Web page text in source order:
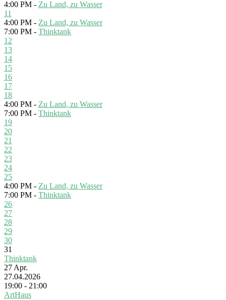
4:00 PM - Zu Land, zu Wasser
11
4:00 PM - Zu Land, zu Wasser
7:00 PM - Thinktank
12
13
14
15
16
17
18
4:00 PM - Zu Land, zu Wasser
7:00 PM - Thinktank
19
20
21
22
23
24
25
4:00 PM - Zu Land, zu Wasser
7:00 PM - Thinktank
26
27
28
29
30
31
Thinktank
27 Apr.
27.04.2026
19:00 - 21:00
ArtHaus